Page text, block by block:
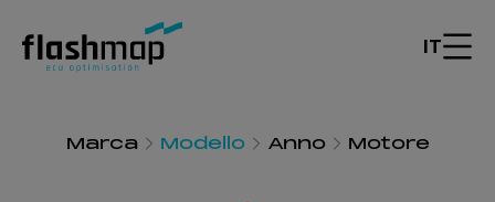
IT
Marca Modello Anno Motore